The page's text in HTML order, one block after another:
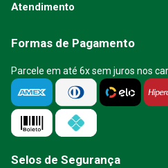
Atendimento
Formas de Pagamento
Parcele em até 6x sem juros nos
Selos de Segurança